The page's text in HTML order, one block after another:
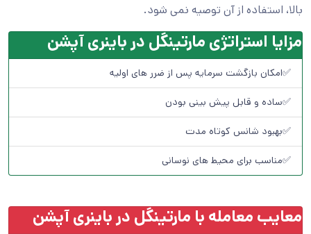
بالا، استفاده از آن توصیه نمی شود.
مزایا استراتژی مارتینگل در باینری آپشن
✅امکان بازگشت سرمایه پس از ضرر های اولیه
✅ساده و قابل پیش بینی بودن
✅بهبود شانس کوتاه مدت
✅مناسب برای محیط های نوسانی
معایب معامله با مارتینگل در باینری آپشن